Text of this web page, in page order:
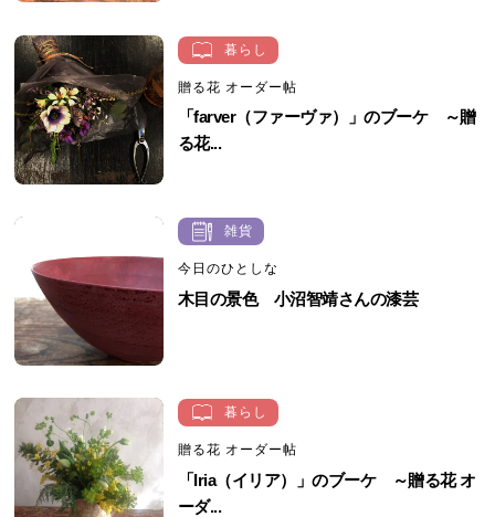
暮らし
贈る花 オーダー帖
「farver（ファーヴァ）」のブーケ ～贈
る花...
雑貨
今日のひとしな
木目の景色 小沼智靖さんの漆芸
暮らし
贈る花 オーダー帖
「Iria（イリア）」のブーケ ～贈る花 オ
ーダ...